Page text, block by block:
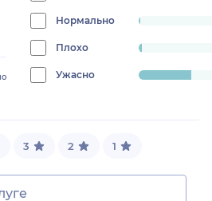
Нормально
Плохо
Ужасно
3 2 1